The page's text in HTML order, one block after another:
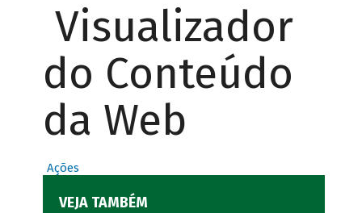
Visualizador
do Conteúdo
da Web
Ações
VEJA TAMBÉM